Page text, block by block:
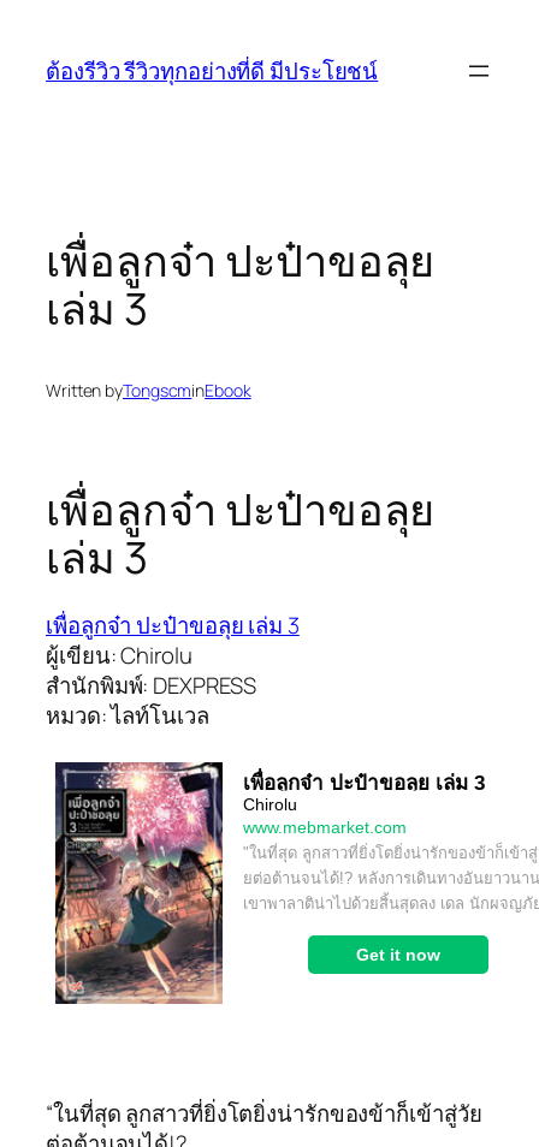
content
ต้องรีวิว รีวิวทุกอย่างที่ดี มีประโยชน์
เพื่อลูกจ๋า ปะป๋าขอลุย
เล่ม 3
Written byTongscminEbook
เพื่อลูกจ๋า ปะป๋าขอลุย
เล่ม 3
เพื่อลูกจ๋า ปะป๋าขอลุย เล่ม 3
ผู้เขียน: Chirolu
สำนักพิมพ์: DEXPRESS
หมวด: ไลท์โนเวล
“ในที่สุด ลูกสาวที่ยิ่งโตยิ่งน่ารักของข้าก็เข้าสู่วัย